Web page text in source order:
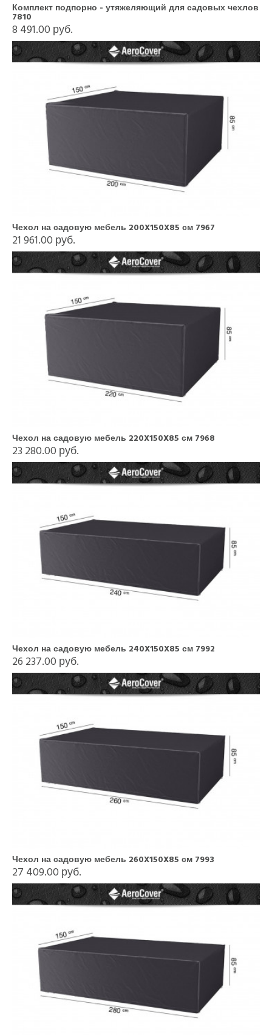
Комплект подпорно - утяжеляющий для садовых чехлов
7810
8 491.00 руб.
Чехол на садовую мебель 200X150X85 см 7967
21 961.00 руб.
Чехол на садовую мебель 220X150X85 см 7968
23 280.00 руб.
Чехол на садовую мебель 240X150X85 см 7992
26 237.00 руб.
Чехол на садовую мебель 260X150X85 см 7993
27 409.00 руб.